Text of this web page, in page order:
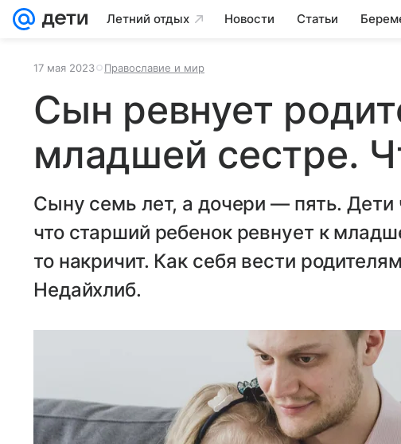
Летний отдых Новости Статьи
17 мая 2023 Православие и мир
Сын ревнует
младшей сестре.
Сыну семь лет, а дочери — пять. Дети
что старший ребенок ревнует к
то накричит. Как себя вести
Недайхлиб.